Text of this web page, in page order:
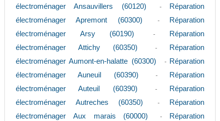
électroménager Ansauvillers (60120)
-
Réparation
électroménager Apremont (60300)
-
Réparation
électroménager Arsy (60190)
-
Réparation
électroménager Attichy (60350)
-
Réparation
électroménager Aumont-en-halatte (60300)
- Réparation
électroménager Auneuil (60390)
-
Réparation
électroménager Auteuil (60390)
-
Réparation
électroménager Autreches (60350)
-
Réparation
électroménager Aux marais (60000)
-
Réparation